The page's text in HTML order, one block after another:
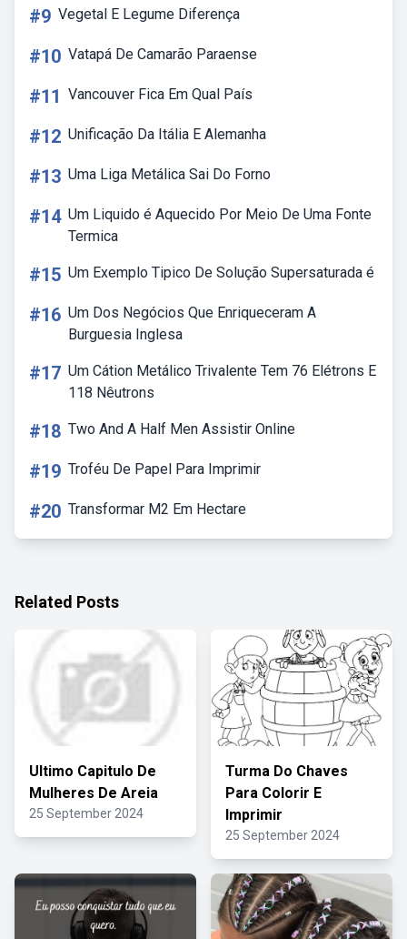
#9 Vegetal E Legume Diferença
#10 Vatapá De Camarão Paraense
#11 Vancouver Fica Em Qual País
#12 Unificação Da Itália E Alemanha
#13 Uma Liga Metálica Sai Do Forno
#14 Um Liquido é Aquecido Por Meio De Uma Fonte
Termica
#15 Um Exemplo Tipico De Solução Supersaturada é
#16 Um Dos Negócios Que Enriqueceram A
Burguesia Inglesa
#17 Um Cátion Metálico Trivalente Tem 76 Elétrons E
118 Nêutrons
#18 Two And A Half Men Assistir Online
#19 Troféu De Papel Para Imprimir
#20 Transformar M2 Em Hectare
Related Posts
Ultimo Capitulo De
Mulheres De Areia
25 September 2024
Turma Do Chaves
Para Colorir E
Imprimir
25 September 2024